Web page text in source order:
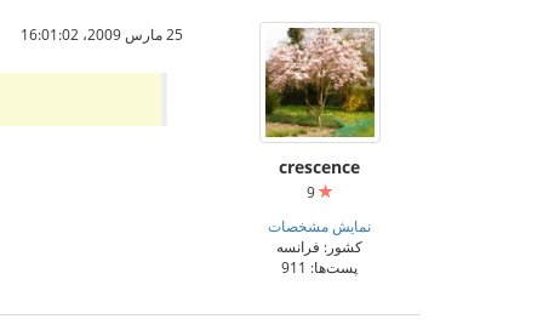
crescence
9
نمایش مشخصات
کشور: فرانسه
پست‌ها: 911
25 مارس 2009،‏ 16:01:02